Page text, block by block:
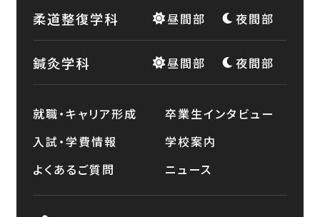
柔道整復学科 昼間部 夜間部
鍼灸学科 昼間部 夜間部
就職・キャリア形成
卒業生インタビュー
入試・学費情報
学校案内
よくあるご質問
ニュース